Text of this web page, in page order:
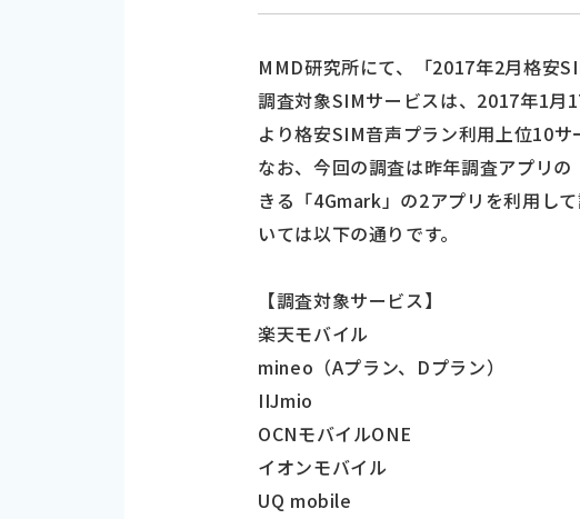
MMD研究所にて、「2017年2月格安
調査対象SIMサービスは、2017年1月
より格安SIM音声プラン利用上位10
なお、今回の調査は昨年調査アプリ
きる「4Gmark」の2アプリを利用し
いては以下の通りです。
【調査対象サービス】
楽天モバイル
mineo（Aプラン、Dプラン）
IIJmio
OCNモバイルONE
イオンモバイル
UQ mobile